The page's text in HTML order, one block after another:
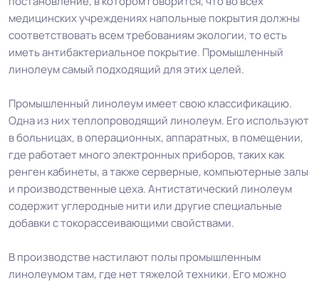
медицинских учреждениях напольные покрытия должны
соответствовать всем требованиям экологии, то есть
иметь антибактериальное покрытие. Промышленный
линолеум самый подходящий для этих целей.
Промышленный линолеум имеет свою классификацию.
Одна из них теплопроводящий линолеум. Его используют
в больницах, в операционных, аппаратных, в помещении,
где работает много электронных приборов, таких как
ренген кабинеты, а также серверные, компьютерные залы
и производственные цеха. Антистатический линолеум
содержит углеродные нити или другие специальные
добавки с токорассеивающими свойствами.
В производстве настилают полы промышленным
линолеумом там, где нет тяжелой техники. Его можно